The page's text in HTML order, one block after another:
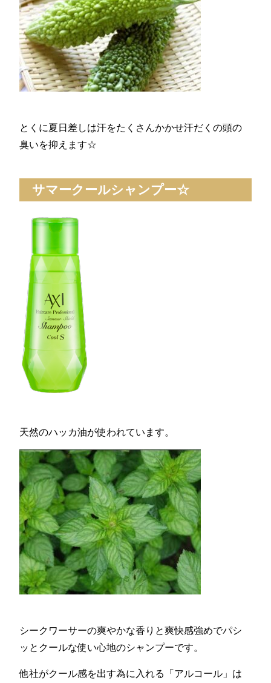
とくに夏日差しは汗をたくさんかかせ汗だくの頭の
臭いを抑えます☆
サマークールシャンプー☆
天然のハッカ油が使われています。
シークワーサーの爽やかな香りと爽快感強めでパシ
ッとクールな使い心地のシャンプーです。
他社がクール感を出す為に入れる「アルコール」は